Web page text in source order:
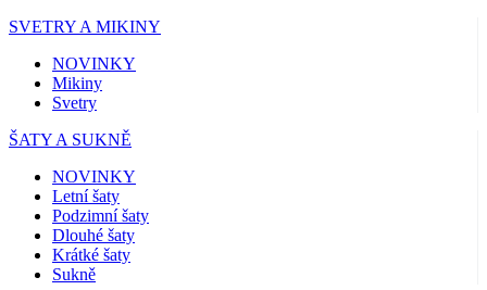
SVETRY A MIKINY
NOVINKY
Mikiny
Svetry
ŠATY A SUKNĚ
NOVINKY
Letní šaty
Podzimní šaty
Dlouhé šaty
Krátké šaty
Sukně